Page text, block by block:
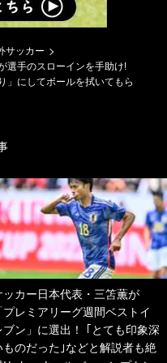
サッカー
選手のスローインを手助け!
」にしてボールを拭いてもら
ッカー日本代表・三笘薫が
プレミアリーグ週間ベストイ
ブン」に選出！ ｢とても印象深
ものだった｣などと解説者も絶